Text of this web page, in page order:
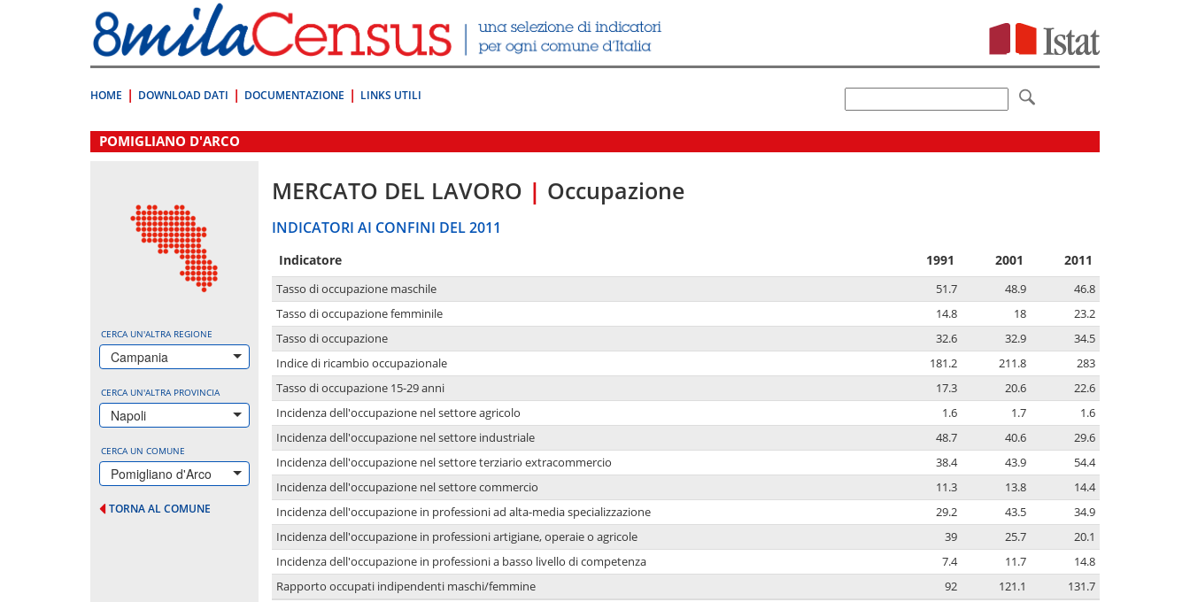
direttamente
a:
Contenuto
HOME DOWNLOAD DATI DOCUMENTAZIONE LINKS UTILI
.
POMIGLIANO D'ARCO
CERCA UN'ALTRA REGIONE
Campania
CERCA UN'ALTRA PROVINCIA
Napoli
CERCA UN COMUNE
Pomigliano d'Arco
TORNA AL COMUNE
MERCATO DEL LAVORO | Occupazione
INDICATORI AI CONFINI DEL 2011
Indicatore 1991 2001 2011
Tasso di occupazione maschile 51.7 48.9
46.8
Tasso di occupazione femminile
14.8 18
23.2
Tasso di occupazione
32.6 32.9
34.5
Indice di ricambio occupazionale
181.2 211.8
283
Tasso di occupazione 15-29 anni
17.3 20.6
22.6
Incidenza dell'occupazione nel settore agricolo
1.6 1.7
1.6
Incidenza dell'occupazione nel settore industriale
48.7 40.6
29.6
Incidenza dell'occupazione nel settore terziario extracommercio
38.4 43.9
54.4
Incidenza dell'occupazione nel settore commercio
11.3 13.8
14.4
Incidenza dell'occupazione in professioni ad alta-media specializzazione
29.2 43.5
34.9
Incidenza dell'occupazione in professioni artigiane, operaie o agricole
39 25.7
20.1
Incidenza dell'occupazione in professioni a basso livello di competenza
7.4 11.7
14.8
Rapporto occupati indipendenti maschi/femmine
92 121.1 131.7